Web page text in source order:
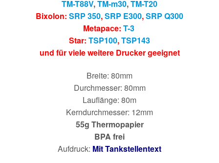
TM-T88V,TM-m30,TM-T20
Bixolon: SRP 350,SRP E300,SRP Q300
Metapace: T-3
Star: TSP100,TSP143
und für viele weitere Drucker geeignet
Breite: 80mm
Durchmesser: 80mm
Lauflänge: 80m
Kerndurchmesser: 12mm
55g Thermopapier
BPA frei
Aufdruck: Mit Tankstellentext